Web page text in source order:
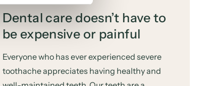
Dental care doesn’t have to
be expensive or painful
Everyone who has ever experienced severe
toothache appreciates having healthy and